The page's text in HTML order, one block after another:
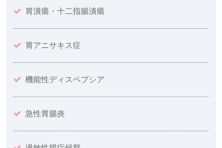
胃潰瘍・十二指腸潰瘍
胃アニサキス症
機能性ディスペプシア
急性胃腸炎